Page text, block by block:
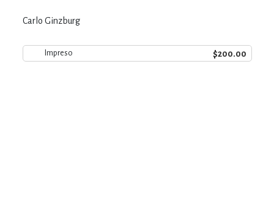
Carlo Ginzburg
Impreso $200.00